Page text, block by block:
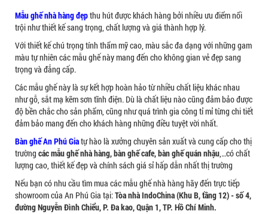
Mẫu ghế nhà hàng đẹpthu hút được khách hàng bởi nhiều ưu điểm nổi
trội như thiết kế sang trọng, chất lượng và giá thành hợp lý.
Với thiết kế chú trọng tính thẩm mỹ cao, màu sắc đa dạng với những gam
màu tự nhiên các mẫu ghế này mang đến cho không gian vẻ đẹp sang
trọng và đẳng cấp.
Các mẫu ghế này là sự kết hợp hoàn hảo từ nhiều chất liệu khác nhau
như gỗ, sắt mạ kẽm sơn tĩnh điện. Dù là chất liệu nào cũng đảm bảo được
độ bền chắc cho sản phẩm, cũng như quá trình gia công tỉ mỉ từng chi tiết
đảm bảo mang đến cho khách hàng những điều tuyệt vời nhất.
Bàn ghế An Phú Giatự hào là xưởng chuyên sản xuất và cung cấp cho thị
trường các mẫu ghế nhà hàng, bàn ghế cafe, bàn ghế quán nhậu,…có chất
lượng cao, thiết kế đẹp và chính sách giá sỉ hấp dẫn nhất thị trường
Nếu bạn có nhu cầu tìm mua các mẫu ghế nhà hàng hãy đến trực tiếp
showroom của An Phú Gia tại:Tòa nhà IndoChina (Khu B, tầng 12) - số 4,
đường Nguyễn Đình Chiểu, P. Đa kao, Quận 1, TP. Hồ Chí Minh.
Liên hệ
BCF SX
750.000 VNĐ